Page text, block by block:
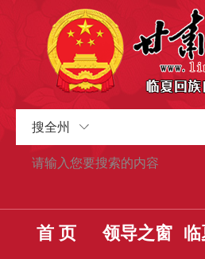
搜全州
首 页 领导之窗